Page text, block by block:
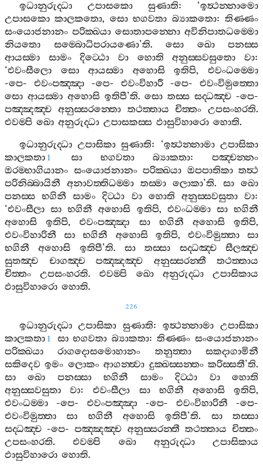
ඉධානුරුද‍්ධා
උපාසකො සුණාති: ‘ඉත්‍ථන‍්නාමො
උපාසකො කාලකතො, සො භගවතා බ්‍යාකතො:තිණ‍්ණං
සංයොජනානං පරික‍්ඛයා සොතාපන‍්නො අවිනිපාතධම‍්මො
නියතො
සම‍්බොධිපරායණො’ති. සො ඛො
පනස‍්ස
ආයස‍්මා
සාමං දිට‍්ඨො වා හොති අනුස‍්සවසුතො වා:
‘එවංසීලො සො ආයස‍්මා අහොසි ඉතිපි,එවංධම‍්මො
-පෙ- එවංපඤ‍්ඤා -පෙ- එවංවිහාරී-පෙ- එවංවිමුත‍්තො
සො ආයස‍්මා අහොසි ඉතිපී’ති.සො තස‍්ස සද‍්ධඤ‍්ච -පෙ-
පඤ‍්ඤඤ‍්ච අනුස‍්සරන‍්තො තථත‍්තාය චිත‍්තං උපසංහරති.
එවම‍්පි ඛො අනුරුද‍්ධා උපාසකස‍්ස ඵාසුවිහාරො හොති.
ඉධානුරුද‍්ධා උපාසිකා සුණාති: ‘ඉත්‍ථන‍්නාමා උපාසිකා
කාලකතා 1 සා භගවතා බ්‍යාකතා: පඤ‍්චන‍්නං
ඔරම‍්භාගියානං සංයොජනානං පරික‍්ඛයා ඔපපාතිකා තත්‍ථ
පරිනිබ‍්බායිනී
අනාවත‍්තිධම‍්මා තස‍්මා ලොකා’ති. සා ඛො
පනස‍්ස භගිනී සාමං දිට‍්ඨා වා හොති අනුස‍්සවසුතා වා:
‘එවංසීලා සා භගිනී අහොසි ඉතිපි, එවංධම‍්මා සා භගිනී
අහොසි
ඉතිපි,එවංපඤ‍්ඤා සා භගිනී අහොසි ඉතිපි,
එවංවිහාරිනී
සා භගිනී අහොසි ඉතිපි, එවංවිමුත‍්තා
සා
භගිනී
අහොසි ඉතිපී’ති.සා තස‍්සා සද‍්ධඤ‍්ච
සීලඤ‍්ච
සුතඤ‍්ච
චාගඤ‍්ච පඤ‍්ඤඤ‍්ච අනුස‍්සරන‍්තී
තථත‍්තාය
චිත‍්තං
උපසංහරති.එවම‍්පි ඛො අනුරුද‍්ධා
උපාසිකාය
ඵාසුවිහාරො හොති.
226
ඉධානුරුද‍්ධා උපාසිකා සුණාති:ඉත්‍ථන‍්නාමා උපාසිකා
කාලකතා 1 සා භගවතා බ්‍යාකතා:තිණ‍්ණං සංයොජනානං
පරික‍්ඛයා
රාගදොසමොහානං තනුත‍්තා
සකදාගාමිනී
සකිදෙව ඉමං ලොකං ආගන‍්ත්‍වා දුක‍්ඛස‍්සන‍්තං කරිස‍්සතී’ති.
සා
ඛො පනස‍්සා භගිනී සාමං දිට‍්ඨා වා
හොති
අනුස‍්සවසුතා
වා:එවංසීලා සා භගිනී අහොසි ඉතිපි,
එවංධම‍්මා -පෙ- එවංපඤ‍්ඤා -පෙ- එවංවිහාරිනී -පෙ-
එවංවිමුත‍්තා
සා භගිනී අහොසි ඉතිපී’ති. සා
තස‍්සා
සද‍්ධඤ‍්ච -පෙ-පඤ‍්ඤඤ‍්ච අනුස‍්සරන‍්තී තථත‍්තාය චිත‍්තං
උපසංහරති.එවම‍්පි ඛො අනුරුද‍්ධා
උපාසිකාය
ඵාසුවිහාරො හොති.